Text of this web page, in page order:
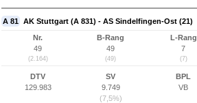
A 81 AK Stuttgart (A 831) - AS Sindelfingen-Ost (21)
Nr.
49
(2.164)
B-Rang
49
(49)
L-Rang
7
(7)
DTV
129.983
SV
9.749
(7,5%)
BPL
VB